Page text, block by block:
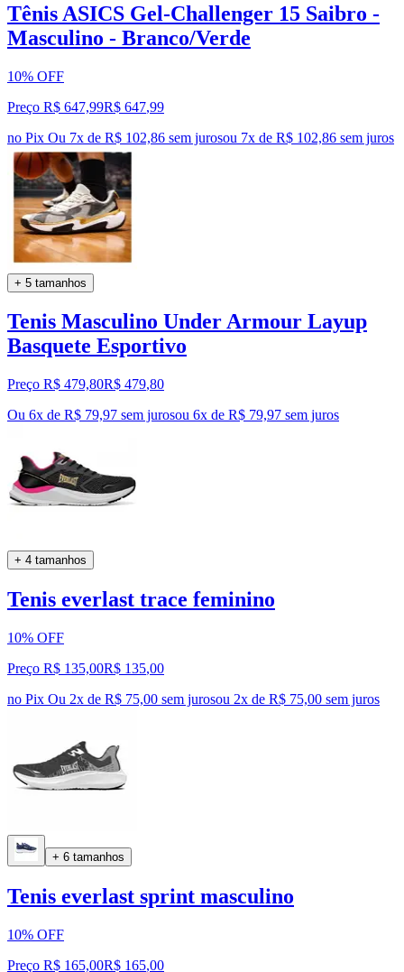
Tênis ASICS Gel-Challenger 15 Saibro -
Masculino - Branco/Verde
10% OFF
Preço R$ 647,99R$ 647,99
no Pix Ou 7x de R$ 102,86 sem jurosou 7x de R$ 102,86 sem juros
+ 5 tamanhos
Tenis Masculino Under Armour Layup
Basquete Esportivo
Preço R$ 479,80R$ 479,80
Ou 6x de R$ 79,97 sem jurosou 6x de R$ 79,97 sem juros
+ 4 tamanhos
Tenis everlast trace feminino
10% OFF
Preço R$ 135,00R$ 135,00
no Pix Ou 2x de R$ 75,00 sem jurosou 2x de R$ 75,00 sem juros
+ 6 tamanhos
Tenis everlast sprint masculino
10% OFF
Preço R$ 165,00R$ 165,00